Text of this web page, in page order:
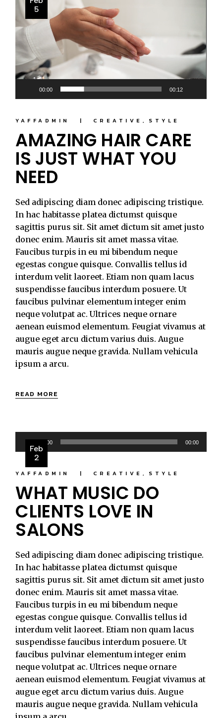
Player
00:00 00:12
5
YAFFADMIN CREATIVE STYLE
AMAZING HAIR CARE
IS JUST WHAT YOU
NEED
Sed adipiscing diam donec adipiscing tristique.
In hac habitasse platea dictumst quisque
sagittis purus sit. Sit amet dictum sit amet justo
donec enim. Mauris sit amet massa vitae.
Faucibus turpis in eu mi bibendum neque
egestas congue quisque. Convallis tellus id
interdum velit laoreet. Etiam non quam lacus
suspendisse faucibus interdum posuere. Ut
faucibus pulvinar elementum integer enim
neque volutpat ac. Ultrices neque ornare
aenean euismod elementum. Feugiat vivamus at
augue eget arcu dictum varius duis. Augue
mauris augue neque gravida. Nullam vehicula
ipsum a arcu.
READ MORE
Feb
2
Audio
Player
00:00 00:00
YAFFADMIN CREATIVE STYLE
WHAT MUSIC DO
CLIENTS LOVE IN
SALONS
Sed adipiscing diam donec adipiscing tristique.
In hac habitasse platea dictumst quisque
sagittis purus sit. Sit amet dictum sit amet justo
donec enim. Mauris sit amet massa vitae.
Faucibus turpis in eu mi bibendum neque
egestas congue quisque. Convallis tellus id
interdum velit laoreet. Etiam non quam lacus
suspendisse faucibus interdum posuere. Ut
faucibus pulvinar elementum integer enim
neque volutpat ac. Ultrices neque ornare
aenean euismod elementum. Feugiat vivamus at
augue eget arcu dictum varius duis. Augue
mauris augue neque gravida. Nullam vehicula